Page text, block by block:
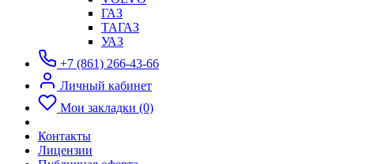
ГАЗ
ТАГАЗ
УАЗ
+7 (861) 266-43-66
Личный кабинет
Мои закладки (0)
Контакты
Лицензии